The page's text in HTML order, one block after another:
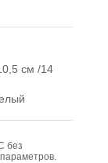
см /14
без